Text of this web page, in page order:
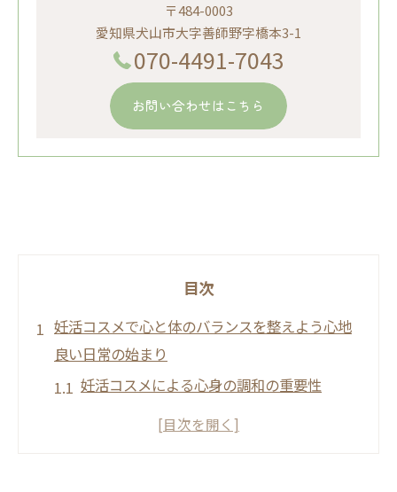
〒484-0003
愛知県犬山市大字善師野字橋本3-1
070-4491-7043
お問い合わせはこちら
目次
妊活コスメで心と体のバランスを整えよう心地
良い日常の始まり
妊活コスメによる心身の調和の重要性
日常生活に妊活コスメを取り入れる方法